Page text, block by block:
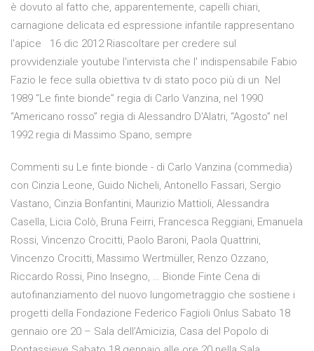
è dovuto al fatto che, apparentemente, capelli chiari,
carnagione delicata ed espressione infantile rappresentano
l'apice 16 dic 2012 Riascoltare per credere sul
provvidenziale youtube l'intervista che l' indispensabile Fabio
Fazio le fece sulla obiettiva tv di stato poco più di un Nel
1989 “Le finte bionde” regia di Carlo Vanzina, nel 1990
“Americano rosso” regia di Alessandro D'Alatri, “Agosto” nel
1992 regia di Massimo Spano, sempre
Commenti su Le finte bionde - di Carlo Vanzina (commedia)
con Cinzia Leone, Guido Nicheli, Antonello Fassari, Sergio
Vastano, Cinzia Bonfantini, Maurizio Mattioli, Alessandra
Casella, Licia Colò, Bruna Feirri, Francesca Reggiani, Emanuela
Rossi, Vincenzo Crocitti, Paolo Baroni, Paola Quattrini,
Vincenzo Crocitti, Massimo Wertmüller, Renzo Ozzano,
Riccardo Rossi, Pino Insegno, … Bionde Finte Cena di
autofinanziamento del nuovo lungometraggio che sostiene i
progetti della Fondazione Federico Fagioli Onlus Sabato 18
gennaio ore 20 – Sala dell’Amicizia, Casa del Popolo di